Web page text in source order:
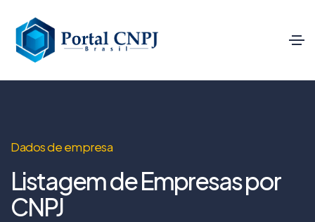
Dados de empresa
Listagem de Empresas por
CNPJ